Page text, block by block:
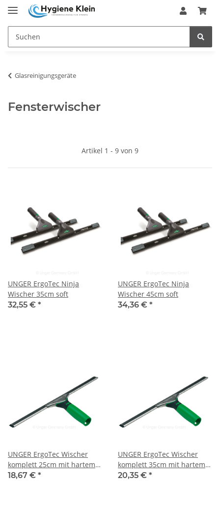
Glasreinigungsgeräte
Fensterwischer
Artikel 1 - 9 von 9
UNGER ErgoTec Ninja
Wischer 35cm soft
32,55 € *
UNGER ErgoTec Ninja
Wischer 45cm soft
34,36 € *
UNGER ErgoTec Wischer
komplett 25cm mit hartem
Gummi
18,67 € *
UNGER ErgoTec Wischer
komplett 35cm mit hartem
Gummi
20,35 € *